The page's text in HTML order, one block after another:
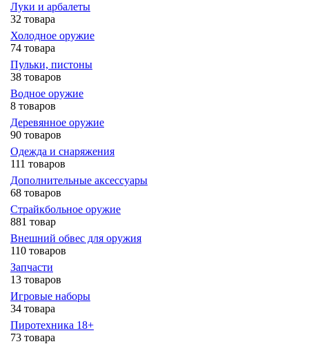
Луки и арбалеты
32 товара
Холодное оружие
74 товара
Пульки, пистоны
38 товаров
Водное оружие
8 товаров
Деревянное оружие
90 товаров
Одежда и снаряжения
111 товаров
Дополнительные аксессуары
68 товаров
Страйкбольное оружие
881 товар
Внешний обвес для оружия
110 товаров
Запчасти
13 товаров
Игровые наборы
34 товара
Пиротехника 18+
73 товара